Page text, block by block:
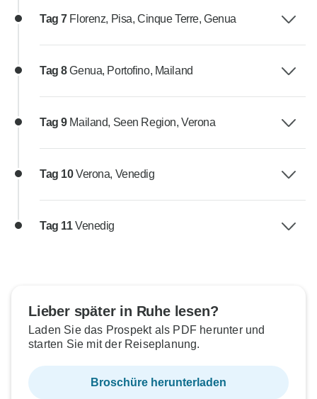
Tag 7 Florenz, Pisa, Cinque Terre, Genua
Tag 8Genua, Portofino, Mailand
Tag 9 Mailand, Seen Region, Verona
Tag 10Verona, Venedig
Tag 11Venedig
Lieber später in Ruhe lesen?
Laden Sie das Prospekt als PDF herunter und
starten Sie mit der Reiseplanung.
Broschüre herunterladen